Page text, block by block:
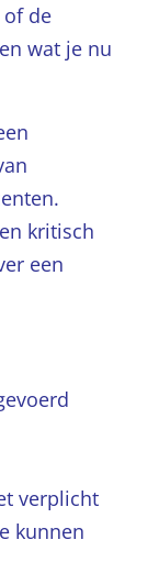
of de
wat je nu
kritisch
een
verplicht
kunnen